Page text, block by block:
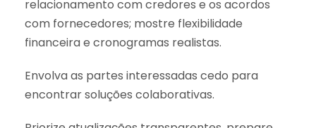
relacionamento com credores e os acordos
com fornecedores; mostre flexibilidade
financeira e cronogramas realistas.
Envolva as partes interessadas cedo para
encontrar soluções colaborativas.